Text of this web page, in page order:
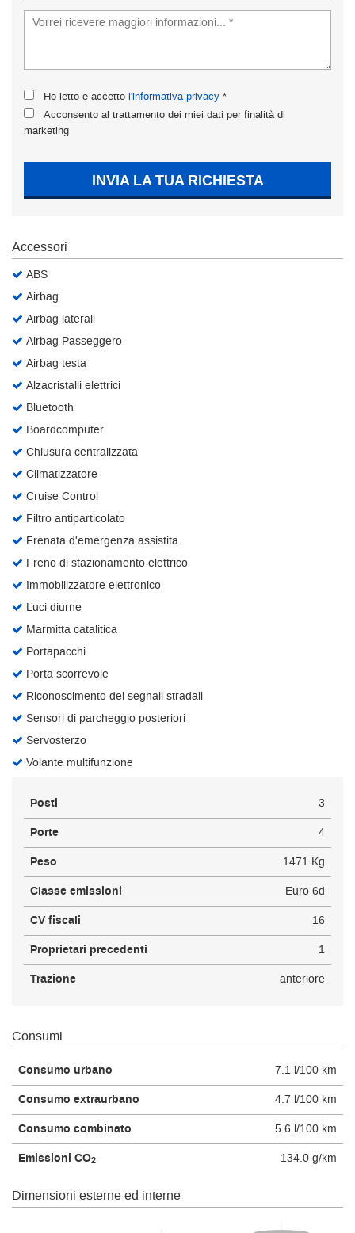
Ho letto e accetto l'informativa privacy *
Acconsento al trattamento dei miei dati per finalità di
marketing
INVIA LA TUA RICHIESTA
Accessori
ABS
Airbag
Airbag laterali
Airbag Passeggero
Airbag testa
Alzacristalli elettrici
Bluetooth
Boardcomputer
Chiusura centralizzata
Climatizzatore
Cruise Control
Filtro antiparticolato
Frenata d'emergenza assistita
Freno di stazionamento elettrico
Immobilizzatore elettronico
Luci diurne
Marmitta catalitica
Portapacchi
Porta scorrevole
Riconoscimento dei segnali stradali
Sensori di parcheggio posteriori
Servosterzo
Volante multifunzione
Posti 3
Porte 4
Peso 1471 Kg
Classe emissioni Euro 6d
CV fiscali 16
Proprietari precedenti 1
Trazione anteriore
Consumi
Consumo urbano 7.1 l/100 km
Consumo extraurbano 4.7 l/100 km
Consumo combinato 5.6 l/100 km
Emissioni CO2 134.0 g/km
Dimensioni esterne ed interne
Cookie analitici
Leggi
la
cookie
le